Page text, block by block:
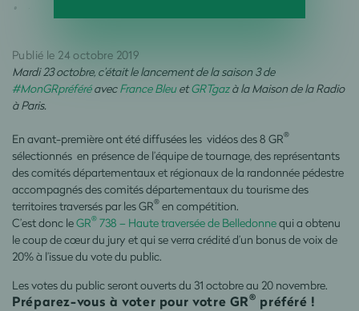
Publié le 24 octobre 2019
Mardi 23 octobre, c’était le lancement de la saison 3 de
#MonGRpréféréavecFrance BleuetGRTgazà la Maison de la Radio
à Paris.
En avant-première ont été diffusées les vidéos des 8 GR®
sélectionnés en présence de l’équipe de tournage, des représentants
des comités départementaux et régionaux de la randonnée pédestre
accompagnés des comités départementaux du tourisme des
territoires traversés par les GR® en compétition.
C’est donc leGR® 738 – Haute traversée de Belledonnequi a obtenu
le coup de cœur du jury et qui se verra crédité d’un bonus de voix de
20% à l’issue du vote du public.
Les votes du public seront ouverts du 31 octobre au 20 novembre.
Préparez-vous à voter pour votre GR® préféré !